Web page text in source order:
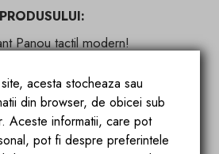
Panou tactil modern!
si silentioase, cu cinci nivele de
toate particulele mai mari, cum ar
acesta stocheaza sau
din browser, de obicei sub
Aceste informatii, care pot
pot fi despre preferintele